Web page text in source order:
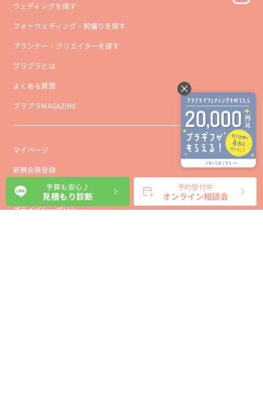
ウェディングを探す
フォトウェディング・前撮りを探す
プランナー・クリエイターを探す
ブラプラとは
よくある質問
ブラプラMAGAZINE
マイページ
新規会員登録
会社概要
プライバシーポリシー
予算も安心♪
見積もり診断
予約受付中
オンライン相談会